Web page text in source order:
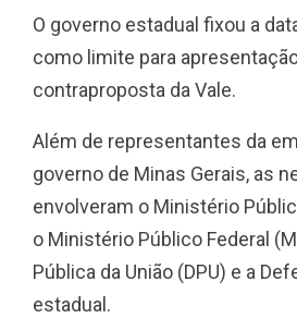
O governo estadual fixou a
como limite para
contraproposta da Vale.
Além de representantes da
governo de Minas Gerais, as
envolveram o Ministério
o Ministério Público Federal
Pública da União (DPU) e a
estadual.